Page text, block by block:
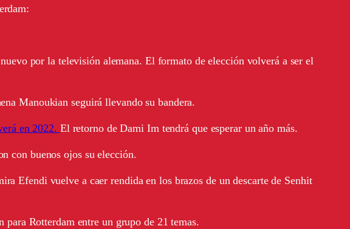
por la televisión alemana. El formato de elección volverá a ser el
Manoukian seguirá llevando su bandera.
en 2022. El retorno de Dami Im tendrá que esperar un año más.
con buenos ojos su elección.
Efendi vuelve a caer rendida en los brazos de un descarte de Senhit
Rotterdam entre un grupo de 21 temas.